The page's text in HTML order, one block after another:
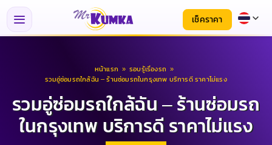
เช็คราคา
หน้าแรก » รอบรู้เรื่องรถ »
รวมอู่ซ่อมรถใกล้ฉัน – ร้านซ่อมรถในกรุงเทพ บริการดี ราคาไม่แรง
รวมอู่ซ่อมรถใกล้ฉัน – ร้านซ่อมรถ
ในกรุงเทพ บริการดี ราคาไม่แรง